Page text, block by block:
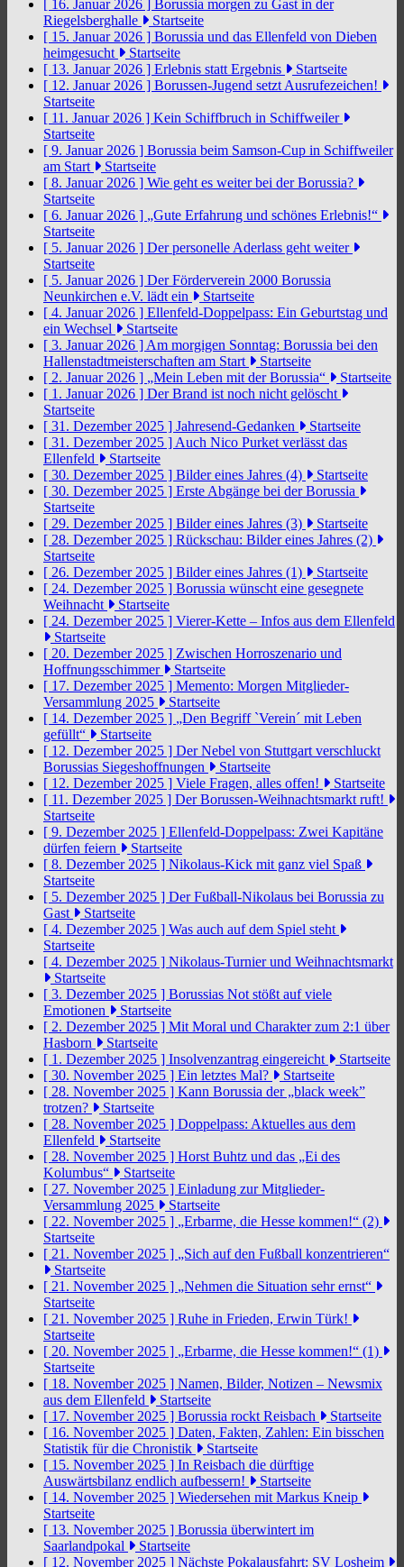
[ 16. Januar 2026 ] Borussia morgen zu Gast in der
Riegelsberghalle
Startseite
[ 15. Januar 2026 ] Borussia und das Ellenfeld von Dieben
heimgesucht
Startseite
[ 13. Januar 2026 ] Erlebnis statt Ergebnis
Startseite
[ 12. Januar 2026 ] Borussen-Jugend setzt Ausrufezeichen!
Startseite
[ 11. Januar 2026 ] Kein Schiffbruch in Schiffweiler
Startseite
[ 9. Januar 2026 ] Borussia beim Samson-Cup in Schiffweiler
am Start
Startseite
[ 8. Januar 2026 ] Wie geht es weiter bei der Borussia?
Startseite
[ 6. Januar 2026 ] „Gute Erfahrung und schönes Erlebnis!“
Startseite
[ 5. Januar 2026 ] Der personelle Aderlass geht weiter
Startseite
[ 5. Januar 2026 ] Der Förderverein 2000 Borussia
Neunkirchen e.V. lädt ein
Startseite
[ 4. Januar 2026 ] Ellenfeld-Doppelpass: Ein Geburtstag und
ein Wechsel
Startseite
[ 3. Januar 2026 ] Am morgigen Sonntag: Borussia bei den
Hallenstadtmeisterschaften am Start
Startseite
[ 2. Januar 2026 ] „Mein Leben mit der Borussia“
Startseite
[ 1. Januar 2026 ] Der Brand ist noch nicht gelöscht
Startseite
[ 31. Dezember 2025 ] Jahresend-Gedanken
Startseite
[ 31. Dezember 2025 ] Auch Nico Purket verlässt das
Ellenfeld
Startseite
[ 30. Dezember 2025 ] Bilder eines Jahres (4)
Startseite
[ 30. Dezember 2025 ] Erste Abgänge bei der Borussia
Startseite
[ 29. Dezember 2025 ] Bilder eines Jahres (3)
Startseite
[ 28. Dezember 2025 ] Rückschau: Bilder eines Jahres (2)
Startseite
[ 26. Dezember 2025 ] Bilder eines Jahres (1)
Startseite
[ 24. Dezember 2025 ] Borussia wünscht eine gesegnete
Weihnacht
Startseite
[ 24. Dezember 2025 ] Vierer-Kette – Infos aus dem Ellenfeld
Startseite
[ 20. Dezember 2025 ] Zwischen Horroszenario und
Hoffnungsschimmer
Startseite
[ 17. Dezember 2025 ] Memento: Morgen Mitglieder-
Versammlung 2025
Startseite
[ 14. Dezember 2025 ] „Den Begriff `Verein´ mit Leben
gefüllt“
Startseite
[ 12. Dezember 2025 ] Der Nebel von Stuttgart verschluckt
Borussias Siegeshoffnungen
Startseite
[ 12. Dezember 2025 ] Viele Fragen, alles offen!
Startseite
[ 11. Dezember 2025 ] Der Borussen-Weihnachtsmarkt ruft!
Startseite
[ 9. Dezember 2025 ] Ellenfeld-Doppelpass: Zwei Kapitäne
dürfen feiern
Startseite
[ 8. Dezember 2025 ] Nikolaus-Kick mit ganz viel Spaß
Startseite
[ 5. Dezember 2025 ] Der Fußball-Nikolaus bei Borussia zu
Gast
Startseite
[ 4. Dezember 2025 ] Was auch auf dem Spiel steht
Startseite
[ 4. Dezember 2025 ] Nikolaus-Turnier und Weihnachtsmarkt
Startseite
[ 3. Dezember 2025 ] Borussias Not stößt auf viele
Emotionen
Startseite
[ 2. Dezember 2025 ] Mit Moral und Charakter zum 2:1 über
Hasborn
Startseite
[ 1. Dezember 2025 ] Insolvenzantrag eingereicht
Startseite
[ 30. November 2025 ] Ein letztes Mal?
Startseite
[ 28. November 2025 ] Kann Borussia der „black week”
trotzen?
Startseite
[ 28. November 2025 ] Doppelpass: Aktuelles aus dem
Ellenfeld
Startseite
[ 28. November 2025 ] Horst Buhtz und das „Ei des
Kolumbus“
Startseite
[ 27. November 2025 ] Einladung zur Mitglieder-
Versammlung 2025
Startseite
[ 22. November 2025 ] „Erbarme, die Hesse kommen!“ (2)
Startseite
[ 21. November 2025 ] „Sich auf den Fußball konzentrieren“
Startseite
[ 21. November 2025 ] „Nehmen die Situation sehr ernst“
Startseite
[ 21. November 2025 ] Ruhe in Frieden, Erwin Türk!
Startseite
[ 20. November 2025 ] „Erbarme, die Hesse kommen!“ (1)
Startseite
[ 18. November 2025 ] Namen, Bilder, Notizen – Newsmix
aus dem Ellenfeld
Startseite
[ 17. November 2025 ] Borussia rockt Reisbach
Startseite
[ 16. November 2025 ] Daten, Fakten, Zahlen: Ein bisschen
Statistik für die Chronistik
Startseite
[ 15. November 2025 ] In Reisbach die dürftige
Auswärtsbilanz endlich aufbessern!
Startseite
[ 14. November 2025 ] Wiedersehen mit Markus Kneip
Startseite
[ 13. November 2025 ] Borussia überwintert im
Saarlandpokal
Startseite
[ 12. November 2025 ] Nächste Pokalausfahrt: SV Losheim